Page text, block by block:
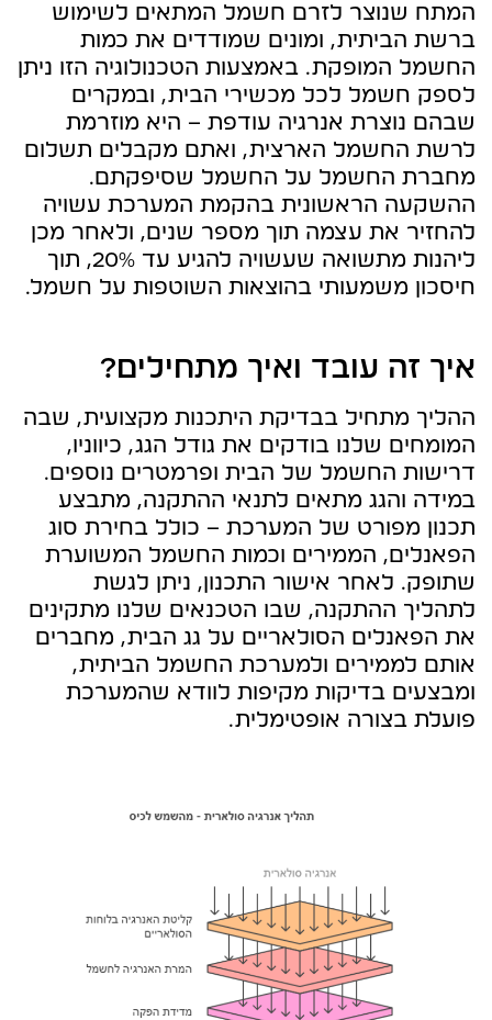
המתח שנוצר לזרם חשמל המתאים לשימוש
ברשת הביתית, ומונים שמודדים את כמות
החשמל המופקת. באמצעות הטכנולוגיה הזו ניתן
לספק חשמל לכל מכשירי הבית, ובמקרים
שבהם נוצרת אנרגיה עודפת – היא מוזרמת
לרשת החשמל הארצית, ואתם מקבלים תשלום
מחברת החשמל על החשמל שסיפקתם.
ההשקעה הראשונית בהקמת המערכת עשויה
להחזיר את עצמה תוך מספר שנים, ולאחר מכן
ליהנות מתשואה שעשויה להגיע עד 20%, תוך
חיסכון משמעותי בהוצאות השוטפות על חשמל.
איך זה עובד ואיך מתחילים?
ההליך מתחיל בבדיקת היתכנות מקצועית, שבה
המומחים שלנו בודקים את גודל הגג, כיווניו,
דרישות החשמל של הבית ופרמטרים נוספים.
במידה והגג מתאים לתנאי ההתקנה, מתבצע
תכנון מפורט של המערכת – כולל בחירת סוג
הפאנלים, הממירים וכמות החשמל המשוערת
שתופק. לאחר אישור התכנון, ניתן לגשת
לתהליך ההתקנה, שבו הטכנאים שלנו מתקינים
את הפאנלים הסולאריים על גג הבית, מחברים
אותם לממירים ולמערכת החשמל הביתית,
ומבצעים בדיקות מקיפות לוודא שהמערכת
פועלת בצורה אופטימלית.